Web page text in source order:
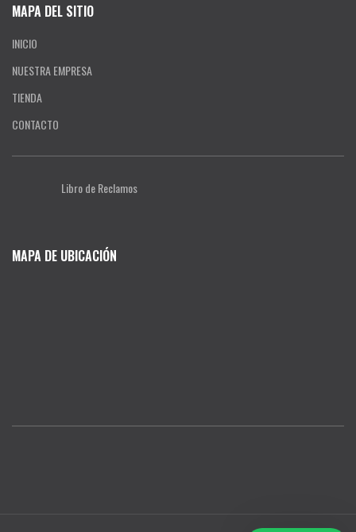
MAPA DEL SITIO
INICIO
NUESTRA EMPRESA
TIENDA
CONTACTO
Libro de Reclamos
MAPA DE UBICACIÓN